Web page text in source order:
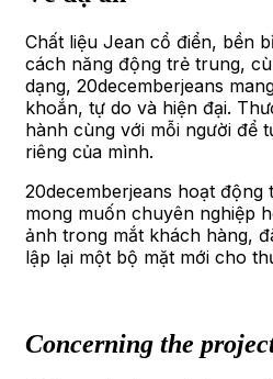
Chất liệu Jean cổ điển, bền
cách năng động trẻ trung,
dạng, 20decemberjeans
khoắn, tự do và hiện đại.
hành cùng với mỗi người để
riêng của mình.
20decemberjeans hoạt động
mong muốn chuyên nghiệp
ảnh trong mắt khách hàng,
lập lại một bộ mặt mới cho
Concerning the